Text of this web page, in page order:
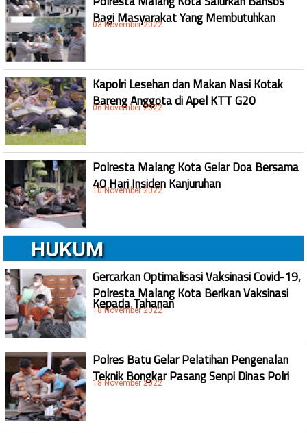
Bagi Masyarakat Yang Membutuhkan
03 November 2022
Kapolri Lesehan dan Makan Nasi Kotak
Bareng Anggota di Apel KTT G20
06 November 2022
Polresta Malang Kota Gelar Doa Bersama
40 Hari Insiden Kanjuruhan
10 November 2022
HUKUM
Gercarkan Optimalisasi Vaksinasi Covid-19,
Polresta Malang Kota Berikan Vaksinasi
Kepada Tahanan
18 November 2022
Polres Batu Gelar Pelatihan Pengenalan
Teknik Bongkar Pasang Senpi Dinas Polri
18 November 2022